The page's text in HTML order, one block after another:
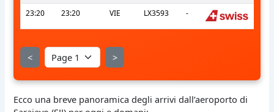
23:20 23:20 VIE LX3593 -
< >
Ecco una breve panoramica degli arrivi dall’aeroporto di